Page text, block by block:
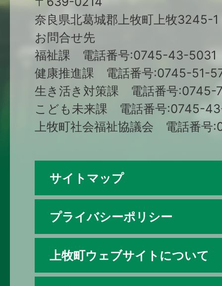
奈良県北葛城郡上牧町上牧3245-1
お問合せ先
福祉課 電話番号:0745-43-5031
健康推進課 電話番号:0745-51-
生き活き対策課 電話番号:0745-
こども未来課 電話番号:0745-
上牧町社会福祉協議会 電話番
サイトマップ
プライバシーポリシー
上牧町ウェブサイトについて